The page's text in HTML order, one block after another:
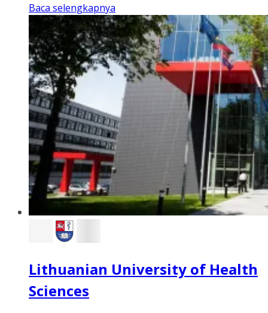
Baca selengkapnya
Lithuanian University of Health
Sciences